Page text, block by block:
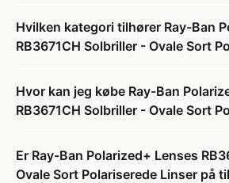
Hvilken kategori tilhører Ray-Ban
RB3671CH Solbriller - Ovale Sort
Hvor kan jeg købe Ray-Ban
RB3671CH Solbriller - Ovale Sort
Er Ray-Ban Polarized+ Lenses
Ovale Sort Polariserede Linser på